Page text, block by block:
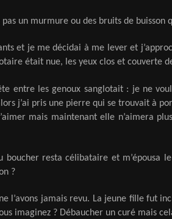
un murmure ou des bruits de buisson
et je me décidai à me lever et
était nue, les yeux clos et couverte
entre les genoux sanglotait : je ne
j’ai pris une pierre qui se trouvait à
mais maintenant elle n’aimera
boucher resta célibataire et m’épousa
?
l’avons jamais revu. La jeune fille fut
imaginez ? Débaucher un curé mais